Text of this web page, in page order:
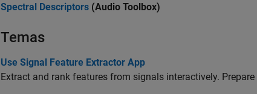
Spectral Descriptors (Audio Toolbox)
Temas
Use Signal Feature Extractor App
Extract and rank features from signals interactively.